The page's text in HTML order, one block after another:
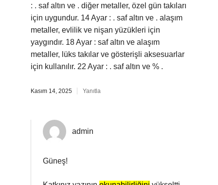
: . saf altın ve . diğer metaller, özel gün takıları
için uygundur. 14 Ayar : . saf altın ve . alaşım
metaller, evlilik ve nişan yüzükleri için
yaygındır. 18 Ayar : saf altın ve alaşım
metaller, lüks takılar ve gösterişli aksesuarlar
için kullanılır. 22 Ayar : . saf altın ve % .
Kasım 14, 2025 Yanıtla
admin
Güneş!